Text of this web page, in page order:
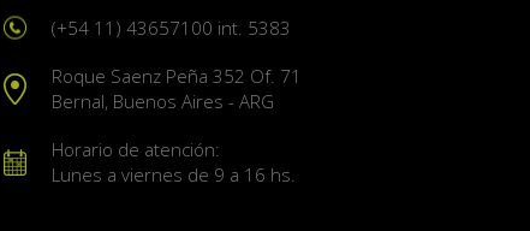
(+54 11) 43657100 int. 5383
Roque Saenz Peña 352 Of. 71
Bernal, Buenos Aires - ARG
Horario de atención:
Lunes a viernes de 9 a 16 hs.